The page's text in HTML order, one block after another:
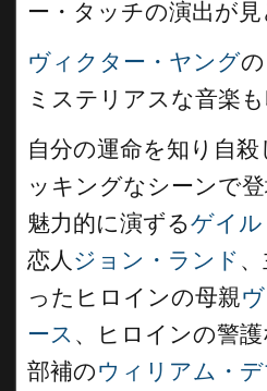
ー・タッチの演出が見
ヴィクター・ヤング
ミステリアスな音楽も
自分の運命を知り自
ッキングなシーンで
魅力的に演ずるゲイ
恋人 ジョン・ランド
ったヒロインの母親
ース 、ヒロインの警
部補のウィリアム・